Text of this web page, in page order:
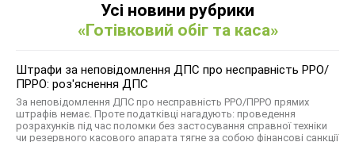
Усі новини рубрики
«Готівковий обіг та каса»
Штрафи за неповідомлення ДПС про несправність РРО/
ПРРО: роз'яснення ДПС
За неповідомлення ДПС про несправність РРО/ПРРО прямих
штрафів немає. Проте податківці нагадують: проведення
розрахунків під час поломки без застосування справної техніки
чи резервного касового апарата тягне за собою фінансові санкції